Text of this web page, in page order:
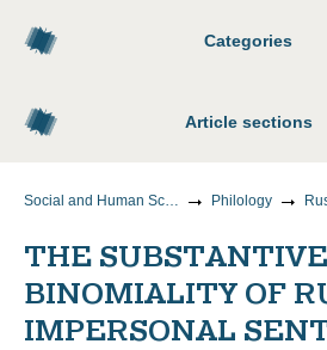
Categories
Article sections
Social and Human Sciences Philology
THE SUBSTANTIVE
BINOMIALITY OF
IMPERSONAL